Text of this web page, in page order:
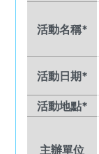
活動名稱*
活動日期*
活動地點*
主辦單位